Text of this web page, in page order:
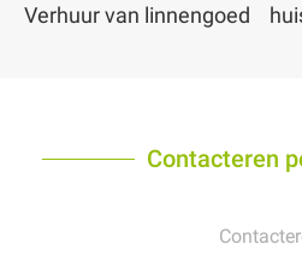
Verhuur van linnengoed
Contacteren